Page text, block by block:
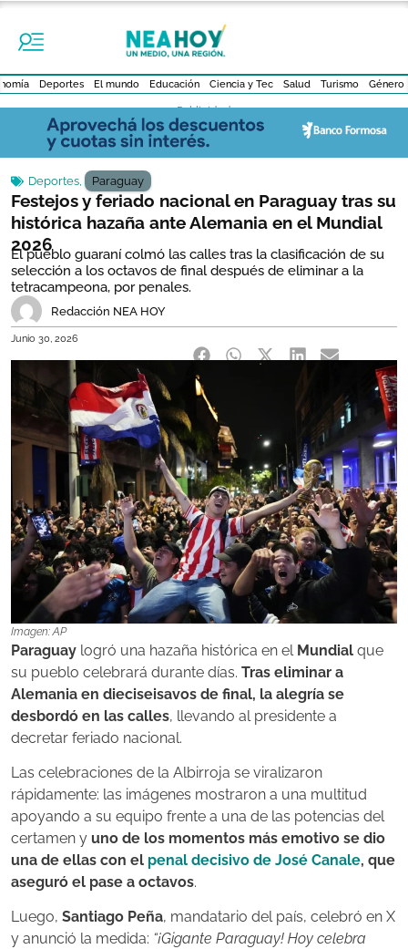
Deportes El mundo Educación Ciencia y Tec Salud Turismo Género
- Publicidad -
Deportes, Paraguay
Festejos y feriado nacional en Paraguay tras su
histórica hazaña ante Alemania en el Mundial
2026
El pueblo guaraní colmó las calles tras la clasificación de su
selección a los octavos de final después de eliminar a la
tetracampeona, por penales.
Redacción NEA HOY
Junio 30, 2026
Imagen: AP
Paraguay logró una hazaña histórica en el Mundial que
su pueblo celebrará durante días. Tras eliminar a
Alemania en dieciseisavos de final, la alegría se
desbordó en las calles, llevando al presidente a
decretar feriado nacional.
Las celebraciones de la Albirroja se viralizaron
rápidamente: las imágenes mostraron a una multitud
apoyando a su equipo frente a una de las potencias del
certamen y uno de los momentos más emotivo se dio
una de ellas con el penal decisivo de José Canale, que
aseguró el pase a octavos.
Luego, Santiago Peña, mandatario del país, celebró en X
y anunció la medida: “¡Gigante Paraguay! Hoy celebra